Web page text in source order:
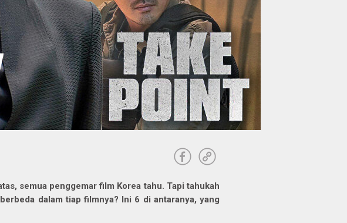
semua penggemar film Korea tahu. Tapi tahukah
dalam tiap filmnya? Ini 6 di antaranya, yang